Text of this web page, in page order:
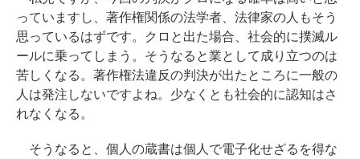
っていますし、著作権関係の法学者、法律家の人もそう
思っているはずです。クロと出た場合、社会的に撲滅ル
ールに乗ってしまう。そうなると業として成り立つのは
苦しくなる。著作権法違反の判決が出たところに一般の
人は発注しないですよね。少なくとも社会的に認知はさ
れなくなる。
そうなると、個人の蔵書は個人で電子化せざるを得な